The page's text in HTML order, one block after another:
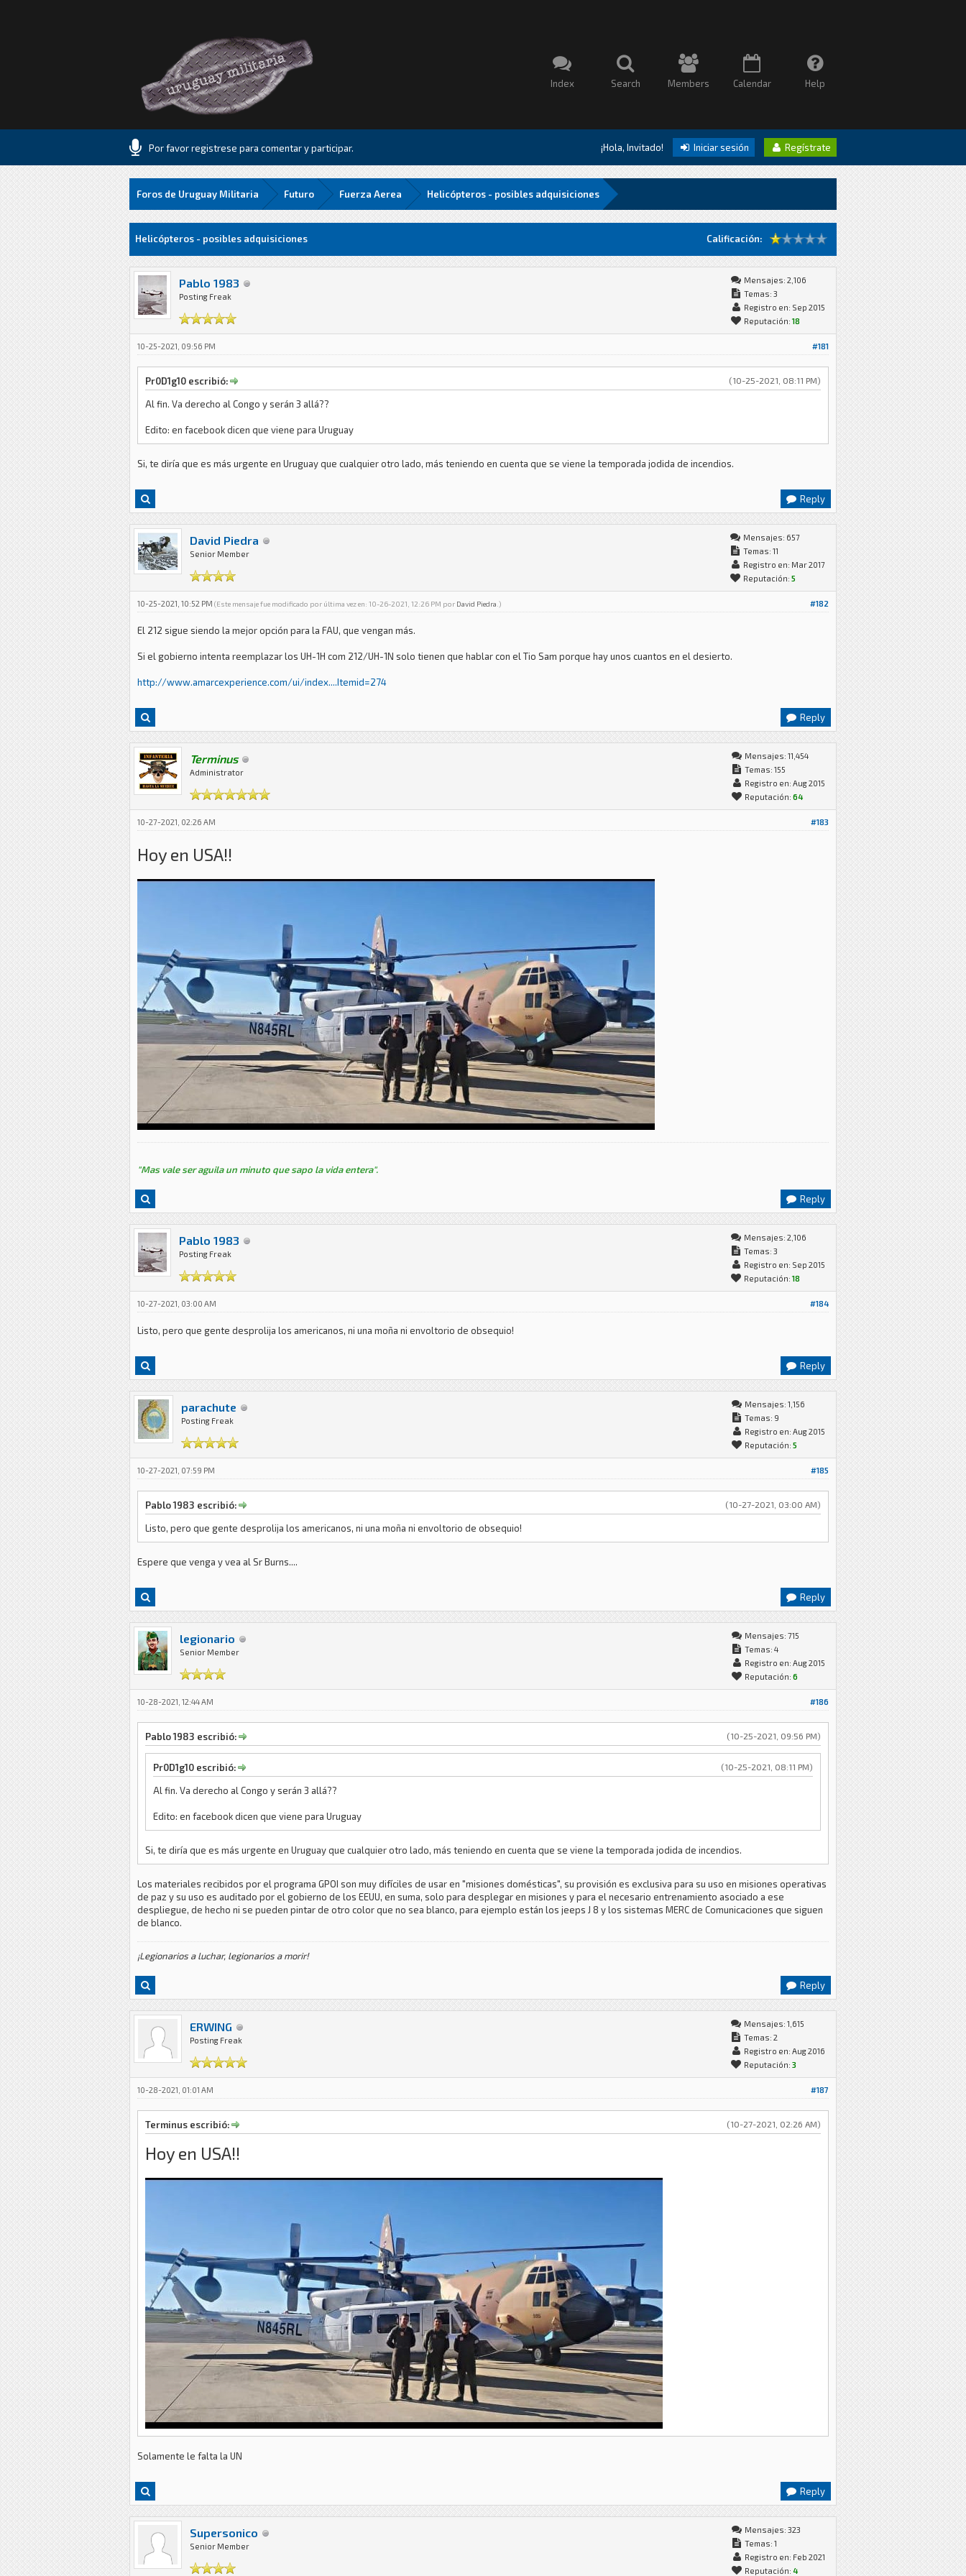
Index Search Members Calendar Help
Por favor registrese para comentar y participar. ¡Hola, Invitado! Iniciar sesión Regístrate
Foros de Uruguay Militaria Futuro Fuerza Aerea Helicópteros - posibles adquisiciones
Calificación:
16 voto(s) - 1.06 Media
1
2
3
4
5 Helicópteros - posibles adquisiciones
Pablo 1983
Posting Freak
Mensajes: 2,106
Temas: 3
Registro en: Sep 2015
Reputación: 18
#181
10-25-2021, 09:56 PM
(10-25-2021, 08:11 PM)
Pr0D1g10 escribió:
Al fin. Va derecho al Congo y serán 3 allá??
Edito: en facebook dicen que viene para Uruguay
Si, te diría que es más urgente en Uruguay que cualquier otro lado, más teniendo en cuenta que se viene la temporada jodida de incendios.
Reply
David Piedra
Senior Member
Mensajes: 657
Temas: 11
Registro en: Mar 2017
Reputación: 5
#182
10-25-2021, 10:52 PM (Este mensaje fue modificado por última vez en: 10-26-2021, 12:26 PM por David Piedra .)
El 212 sigue siendo la mejor opción para la FAU, que vengan más.
Si el gobierno intenta reemplazar los UH-1H com 212/UH-1N solo tienen que hablar con el Tio Sam porque hay unos cuantos en el desierto.
http://www.amarcexperience.com/ui/index....Itemid=274
Reply
Terminus
Administrator
Mensajes: 11,454
Temas: 155
Registro en: Aug 2015
Reputación: 64
#183
10-27-2021, 02:26 AM
Hoy en USA!!
"Mas vale ser aguila un minuto que sapo la vida entera".
Reply
Pablo 1983
Posting Freak
Mensajes: 2,106
Temas: 3
Registro en: Sep 2015
Reputación: 18
#184
10-27-2021, 03:00 AM
Listo, pero que gente desprolija los americanos, ni una moña ni envoltorio de obsequio!
Reply
parachute
Posting Freak
Mensajes: 1,156
Temas: 9
Registro en: Aug 2015
Reputación: 5
#185
10-27-2021, 07:59 PM
(10-27-2021, 03:00 AM)
Pablo 1983 escribió:
Listo, pero que gente desprolija los americanos, ni una moña ni envoltorio de obsequio!
Espere que venga y vea al Sr Burns....
Reply
legionario
Senior Member
Mensajes: 715
Temas: 4
Registro en: Aug 2015
Reputación: 6
#186
10-28-2021, 12:44 AM
(10-25-2021, 09:56 PM)
Pablo 1983 escribió:
(10-25-2021, 08:11 PM)
Pr0D1g10 escribió:
Al fin. Va derecho al Congo y serán 3 allá??
Edito: en facebook dicen que viene para Uruguay
Si, te diría que es más urgente en Uruguay que cualquier otro lado, más teniendo en cuenta que se viene la temporada jodida de incendios.
Los materiales recibidos por el programa GPOI son muy difíciles de usar en "misiones domésticas", su provisión es exclusiva para su uso en misiones operativas
de paz y su uso es auditado por el gobierno de los EEUU, en suma, solo para desplegar en misiones y para el necesario entrenamiento asociado a ese
despliegue, de hecho ni se pueden pintar de otro color que no sea blanco, para ejemplo están los jeeps J 8 y los sistemas MERC de Comunicaciones que siguen
de blanco.
¡Legionarios a luchar, legionarios a morir!
Reply
ERWING
Posting Freak
Mensajes: 1,615
Temas: 2
Registro en: Aug 2016
Reputación: 3
#187
10-28-2021, 01:01 AM
(10-27-2021, 02:26 AM)
Terminus escribió:
Hoy en USA!!
Solamente le falta la UN
Reply
Supersonico
Senior Member
Mensajes: 323
Temas: 1
Registro en: Feb 2021
Reputación: 4